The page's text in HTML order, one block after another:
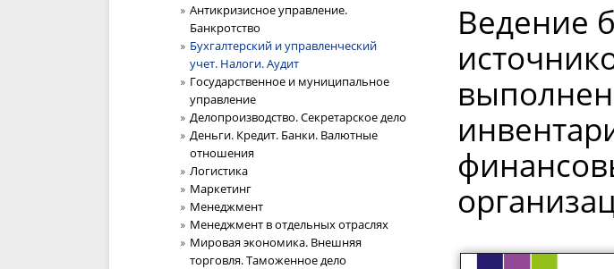
Антикризисное управление.
Банкротство
Бухгалтерский и управленческий
учет. Налоги. Аудит
Государственное и муниципальное
управление
Делопроизводство. Секретарское дело
Деньги. Кредит. Банки. Валютные
отношения
Логистика
Маркетинг
Менеджмент
Менеджмент в отдельных отраслях
Мировая экономика. Внешняя
торговля. Таможенное дело
Ведение